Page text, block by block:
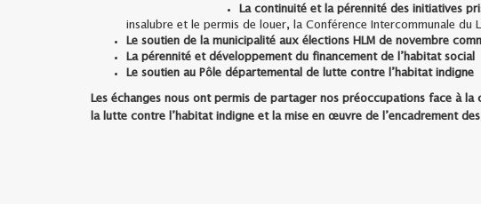
La continuité et la pérennité des initiatives
insalubre et le permis de louer, la Conférence Intercommunale du
Le soutien de la municipalité aux élections HLM de novembre
La pérennité et développement du financement de l’habitat social
Le soutien au Pôle départemental de lutte contre l’habitat indigne
Les échanges nous ont permis de partager nos préoccupations face à
la lutte contre l’habitat indigne et la mise en œuvre de l’encadrement